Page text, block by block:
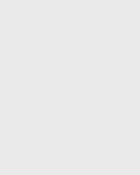
и получи